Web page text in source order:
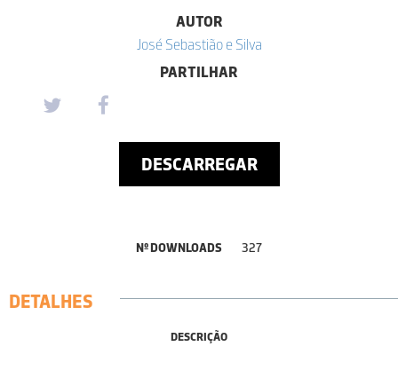
AUTOR
José Sebastião e Silva
PARTILHAR
DESCARREGAR
Nº DOWNLOADS 327
DETALHES
DESCRIÇÃO